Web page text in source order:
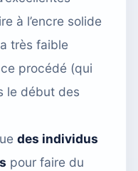
à l’encre solide
très faible
procédé (qui
le début des
des individus
pour faire du